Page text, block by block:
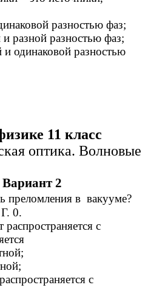
разностью фаз;
разной разностью фаз;
одинаковой разностью
11 класс
оптика. Волновые
Вариант 2
преломления в вакууме?
0.
с
с